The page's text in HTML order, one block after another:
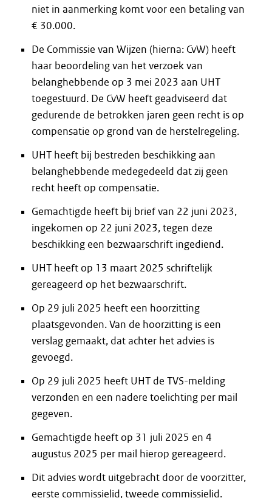
niet in aanmerking komt voor een betaling van
€ 30.000.
De Commissie van Wijzen (hierna: CvW) heeft
haar beoordeling van het verzoek van
belanghebbende op 3 mei 2023 aan UHT
toegestuurd. De CvW heeft geadviseerd dat
gedurende de betrokken jaren geen recht is op
compensatie op grond van de herstelregeling.
UHT heeft bij bestreden beschikking aan
belanghebbende medegedeeld dat zij geen
recht heeft op compensatie.
Gemachtigde heeft bij brief van 22 juni 2023,
ingekomen op 22 juni 2023, tegen deze
beschikking een bezwaarschrift ingediend.
UHT heeft op 13 maart 2025 schriftelijk
gereageerd op het bezwaarschrift.
Op 29 juli 2025 heeft een hoorzitting
plaatsgevonden. Van de hoorzitting is een
verslag gemaakt, dat achter het advies is
gevoegd.
Op 29 juli 2025 heeft UHT de TVS-melding
verzonden en een nadere toelichting per mail
gegeven.
Gemachtigde heeft op 31 juli 2025 en 4
augustus 2025 per mail hierop gereageerd.
Dit advies wordt uitgebracht door de voorzitter,
eerste commissielid, tweede commissielid.